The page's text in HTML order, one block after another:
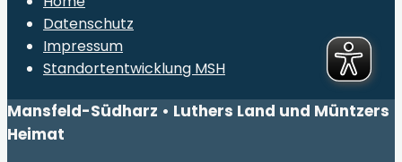
Datenschutz
Impressum
Standortentwicklung MSH
Mansfeld-Südharz • Luthers Land und Müntzers
Heimat